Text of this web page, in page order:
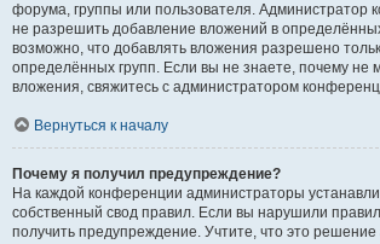
форума, группы или пользователя. Администратор
не разрешить добавление вложений в
возможно, что добавлять вложения разрешено
определённых групп. Если вы не знаете, почему не
вложения, свяжитесь с администратором
Вернуться к началу
Почему я получил предупреждение?
На каждой конференции администраторы
собственный свод правил. Если вы нарушили
получить предупреждение. Учтите, что это